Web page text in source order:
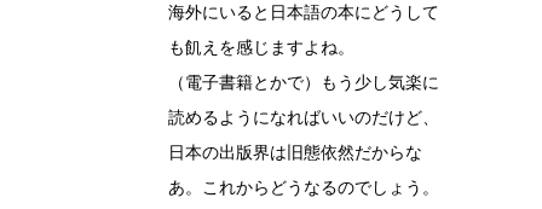
海外にいると日本語の本にどうして
も飢えを感じますよね。
（電子書籍とかで）もう少し気楽に
読めるようになればいいのだけど、
日本の出版界は旧態依然だからな
あ。これからどうなるのでしょう。